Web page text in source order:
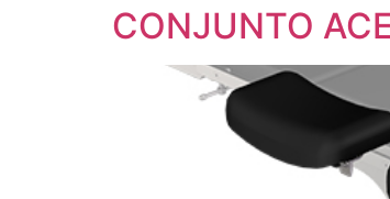
CONJUNTO